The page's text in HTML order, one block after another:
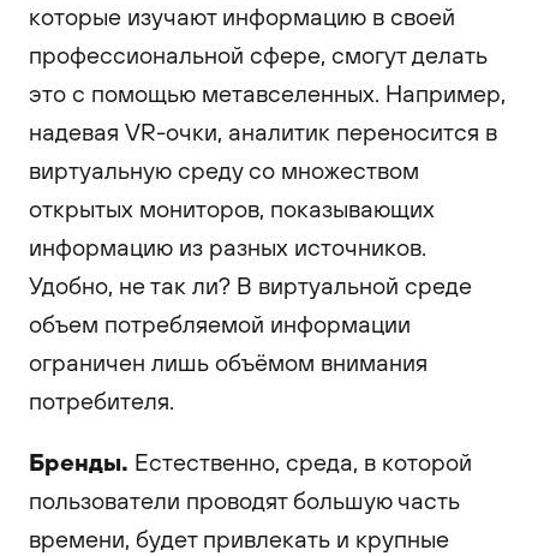
которые изучают информацию в своей
профессиональной сфере, смогут делать
это с помощью метавселенных. Например,
надевая VR-очки, аналитик переносится в
виртуальную среду со множеством
открытых мониторов, показывающих
информацию из разных источников.
Удобно, не так ли? В виртуальной среде
объем потребляемой информации
ограничен лишь объёмом внимания
потребителя.
Бренды. Естественно, среда, в которой
пользователи проводят большую часть
времени, будет привлекать и крупные